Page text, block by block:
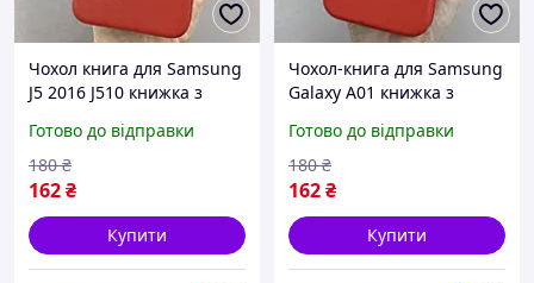
Чохол книга для Samsung
J5 2016 J510 книжка з
самсунг дж5 дж510
червона stn
Готово до відправки
162₴
180 ₴
Купити
Чохол-книга для Samsung
Galaxy A01 книжка з
самсунг а01 червона stn
Готово до відправки
162₴
180 ₴
Купити